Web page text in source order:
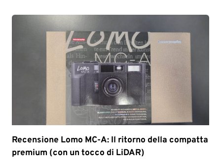
Recensione Lomo MC-A: Il ritorno della compatta
premium (con un tocco di LiDAR)